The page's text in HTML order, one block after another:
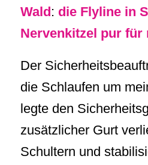
Wald: die Flyline in
Nervenkitzel pur für
Der
die Schlaufen um
legte den
zusätzlicher Gurt
Schultern und